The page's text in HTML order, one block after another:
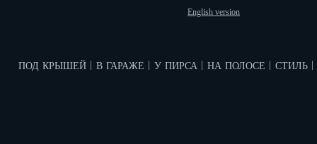
English version
под крышей в гараже у пирса на полосе стиль